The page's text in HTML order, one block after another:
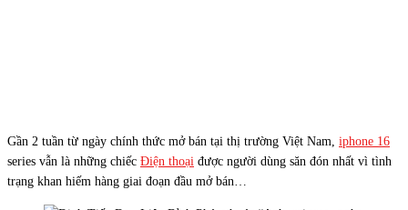
Gần 2 tuần từ ngày chính thức mở bán tại thị trường Việt Nam, iphone 16
series vẫn là những chiếc Điện thoại được người dùng săn đón nhất vì tình
trạng khan hiếm hàng giai đoạn đầu mở bán…